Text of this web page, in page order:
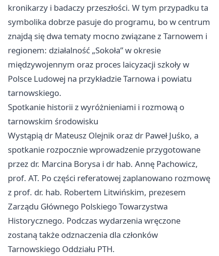
kronikarzy i badaczy przeszłości. W tym przypadku ta
symbolika dobrze pasuje do programu, bo w centrum
znajdą się dwa tematy mocno związane z Tarnowem i
regionem: działalność „Sokoła” w okresie
międzywojennym oraz proces laicyzacji szkoły w
Polsce Ludowej na przykładzie Tarnowa i powiatu
tarnowskiego.
Spotkanie historii z wyróżnieniami i rozmową o
tarnowskim środowisku
Wystąpią dr Mateusz Olejnik oraz dr Paweł Juśko, a
spotkanie rozpocznie wprowadzenie przygotowane
przez dr. Marcina Borysa i dr hab. Annę Pachowicz,
prof. AT. Po części referatowej zaplanowano rozmowę
z prof. dr. hab. Robertem Litwińskim, prezesem
Zarządu Głównego Polskiego Towarzystwa
Historycznego. Podczas wydarzenia wręczone
zostaną także odznaczenia dla członków
Tarnowskiego Oddziału PTH.